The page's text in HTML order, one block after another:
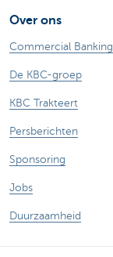
Over ons
Commercial Banking
De KBC-groep
KBC Trakteert
Persberichten
Sponsoring
Jobs
Duurzaamheid